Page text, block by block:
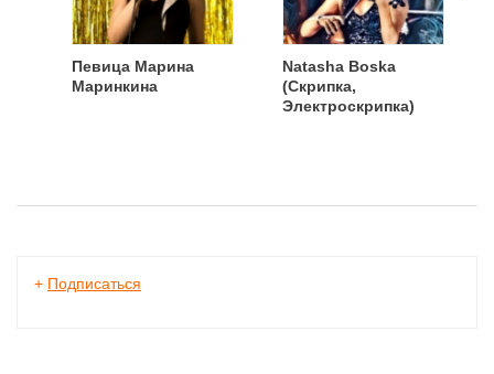
Певица Марина
Маринкина
Natasha Boska
(Скрипка,
Электроскрипка)
+ Подписаться